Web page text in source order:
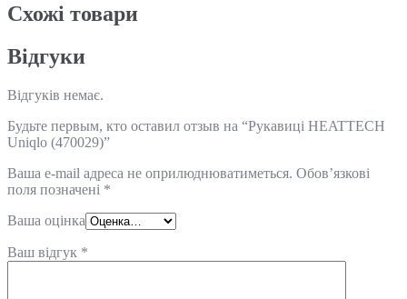
Схожi товари
Відгуки
Відгуків немає.
Будьте первым, кто оставил отзыв на “Рукавиці HEATTECH
Uniqlo (470029)”
Ваша e-mail адреса не оприлюднюватиметься. Обов’язкові
поля позначені *
Ваша оцінка
Ваш відгук *